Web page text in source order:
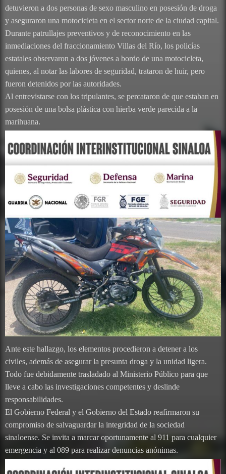
detuvieron a dos personas de sexo masculino en posesión de droga
y aseguraron una motocicleta en el sector norte de la ciudad capital.
Durante patrullajes preventivos y de reconocimiento en las
inmediaciones del fraccionamiento Villas del Río, los policías
estatales observaron a dos jóvenes a bordo de una motocicleta,
quienes, al notar las labores de seguridad, trataron de huir, pero
fueron detenidos por las autoridades.
Al entrevistarse con los tripulantes, se percataron de que estaban en
posesión de una bolsa plástica con hierba verde parecida a la
marihuana.
Ante este hallazgo, los elementos procedieron a detener a los
civiles, además de asegurar la presunta droga y la unidad ligera.
Todo fue debidamente trasladado al Ministerio Público para que
lleve a cabo las investigaciones competentes y deslinde
responsabilidades.
El Gobierno Federal y el Gobierno del Estado reafirmaron su
compromiso de salvaguardar la integridad de la sociedad
sinaloense. Se invita a marcar oportunamente al 911 para cualquier
emergencia y al 089 para realizar denuncias anónimas.